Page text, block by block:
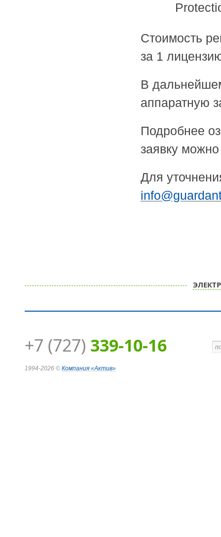
Стоимость
за 1
В
аппаратную
Подробнее
заявку
Для
+7 (727) 339-10-16
1994-2026 © Компания «Актив»